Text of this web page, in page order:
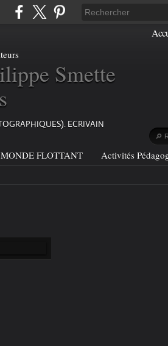
Smette
ECRIVAIN
MONDE FLOTTANT
Activités